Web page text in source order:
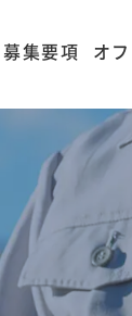
募集要項 オ